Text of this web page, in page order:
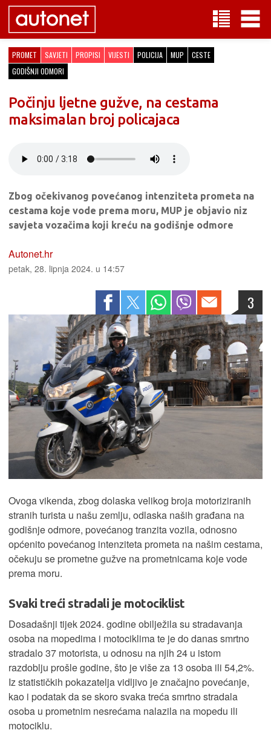
PROMET SAVJETI PROPISI VIJESTI POLICIJA MUP
CESTE
GODIŠNJI ODMORI
Počinju ljetne gužve, na cestama
maksimalan broj policajaca
Zbog očekivanog povećanog intenziteta prometa na
cestama koje vode prema moru, MUP je objavio niz
savjeta vozačima koji kreću na godišnje odmore
Autonet.hr
petak, 28. lipnja 2024. u 14:57
3
Ovoga vikenda, zbog dolaska velikog broja motoriziranih
stranih turista u našu zemlju, odlaska naših građana na
godišnje odmore, povećanog tranzita vozila, odnosno
općenito povećanog intenziteta prometa na našim cestama,
očekuju se prometne gužve na prometnicama koje vode
prema moru.
Svaki treći stradali je motociklist
Dosadašnji tijek 2024. godine obilježila su stradavanja
osoba na mopedima i motociklima te je do danas smrtno
stradalo 37 motorista, u odnosu na njih 24 u istom
razdoblju prošle godine, što je više za 13 osoba ili 54,2%.
Iz statističkih pokazatelja vidljivo je značajno povećanje,
kao i podatak da se skoro svaka treća smrtno stradala
osoba u prometnim nesrećama nalazila na mopedu ili
motociklu.